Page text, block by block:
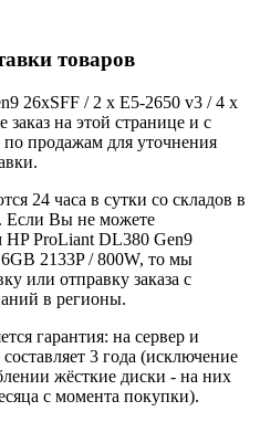
товаров
26xSFF / 2 x E5-2650 v3 / 4 x
на этой странице и с
продажам для уточнения
24 часа в сутки со складов в
Если Вы не можете
HP ProLiant DL380 Gen9
2133P / 800W, то мы
или отправку заказа с
в регионы.
гарантия: на сервер и
3 года (исключение
жёсткие диски - на них
с момента покупки).